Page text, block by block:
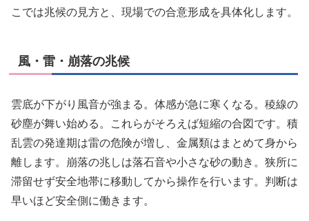
こでは兆候の見方と、現場での合意形成を具体化します。
風・雷・崩落の兆候
雲底が下がり風音が強まる。体感が急に寒くなる。稜線の
砂塵が舞い始める。これらがそろえば短縮の合図です。積
乱雲の発達期は雷の危険が増し、金属類はまとめて身から
離します。崩落の兆しは落石音や小さな砂の動き。狭所に
滞留せず安全地帯に移動してから操作を行います。判断は
早いほど安全側に働きます。